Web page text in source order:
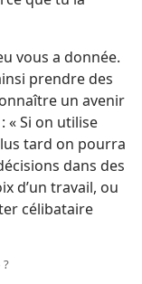
vous a donnée.
prendre des
un avenir
« Si on utilise
tard on pourra
dans des
d’un travail, ou
célibataire